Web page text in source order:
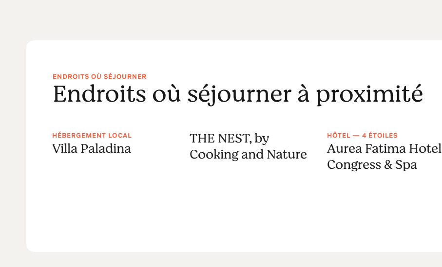
ENDROITS OÙ SÉJOURNER
Endroits où séjourner à proximité
HÉBERGEMENT LOCAL
Villa Paladina
THE NEST, by
Cooking and Nature
HÔTEL — 4 ÉTOILES
Aurea Fatima Hotel
Congress & Spa